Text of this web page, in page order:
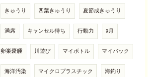
きゅうり 四葉きゅうり 夏節成きゅうり
満席 キャンセル待ち 行動力 9月
卵巣嚢腫 川遊び マイボトル マイバック
海洋汚染 マイクロプラスチック 海釣り